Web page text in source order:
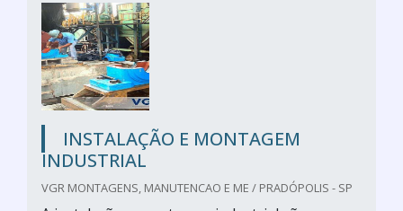
INSTALAÇÃO E MONTAGEM
INDUSTRIAL
VGR MONTAGENS, MANUTENCAO E ME / PRADÓPOLIS - SP